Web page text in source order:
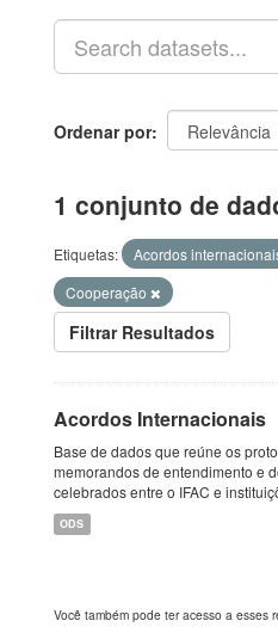
Ordenar por
1 conjunto de
Etiquetas: Acordos
Cooperação
Filtrar Resultados
Acordos Internacionais
Base de dados que reúne os
memorandos de entendimento e
celebrados entre o IFAC e
ODS
Você também pode ter acesso a esses